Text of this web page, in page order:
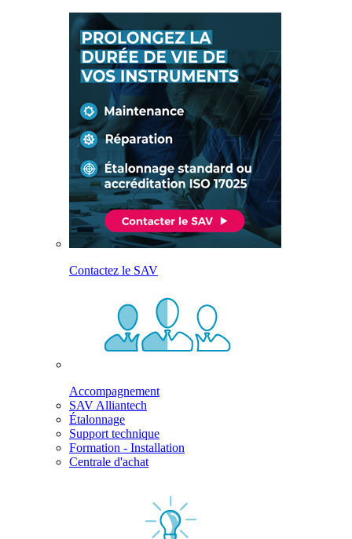
Contactez le SAV
Accompagnement
SAV Alliantech
Étalonnage
Support technique
Formation - Installation
Centrale d'achat